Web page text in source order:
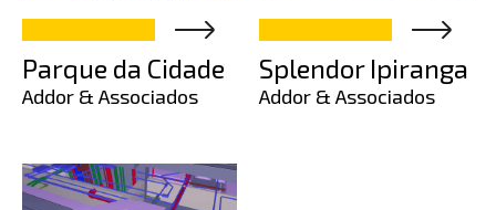
Parque da Cidade
Addor & Associados
Splendor Ipiranga
Addor & Associados